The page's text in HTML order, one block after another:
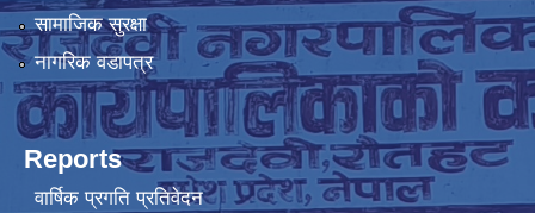
सामाजिक सुरक्षा
नागरिक वडापत्र
Reports
वार्षिक प्रगति प्रतिवेदन